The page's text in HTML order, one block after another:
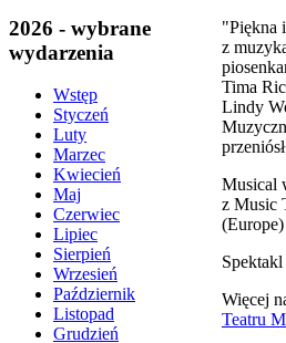
2026 - wybrane
wydarzenia
Wstęp
Styczeń
Luty
Marzec
Kwiecień
Maj
Czerwiec
Lipiec
Sierpień
Wrzesień
Październik
Listopad
Grudzień
"Piękna
z
Tima
Lindy
Musical
z Music
(Europe)
Więcej
Teatru